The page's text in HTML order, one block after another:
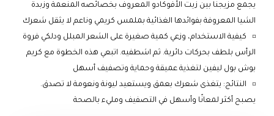
يجمع مزيجنا بين زيت الأفوكادو المعروف بخصائصه المنعمة وزبدة
الشيا المعروفة بفوائدها الغذائية بملمس كريمي وناعم لا يثقل شعرك
كيفية الاستخدام، وزعي كمية صغيرة على الشعر المبلل ودلكي فروة
الرأس بلطف بحركات دائرية. ثم اشطفيه. اتبعي هذه الخطوة مع كريم
بوش بول ليفين لتغذية عميقة وحماية وتصفيف أسهل
النتائج: يتغذى شعرك بعمق ويستعيد ليونة ونعومة لا تصدق.
يصبح أكثر لمعانًا وأسهل في التصفيف ومليء بالصحة